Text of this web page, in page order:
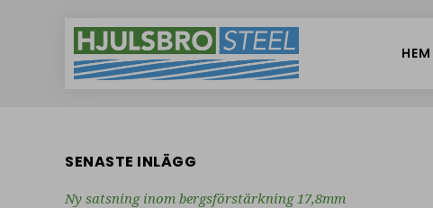
HEM
SENASTE INLÄGG
Ny satsning inom bergsförstärkning 17,8mm